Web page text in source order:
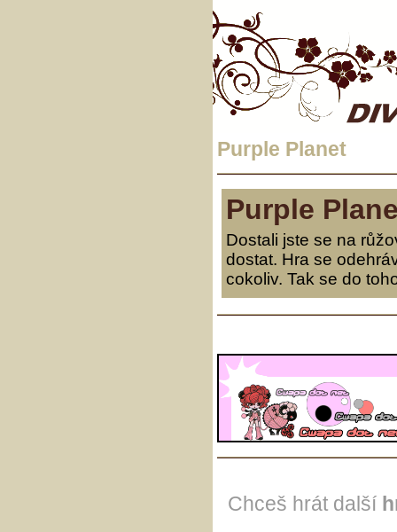
Purple Planet
Purple
Dostali jste se na
dostat. Hra se
cokoliv. Tak se do
Chceš hrát další